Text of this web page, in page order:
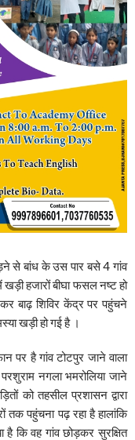
से बांध के उस पार बसे 4 गांव
खड़ी हजारों बीघा फसल नष्ट हो
बाढ़ शिविर केंद्र पर पहुंचने
खड़ी हो गई है ।
पर है गांव टोटपुर जाने वाला
परशुराम नगला भमरोलिया जाने
को तहसील प्रशासन द्वारा
तक पहुंचना पढ़ रहा है हालांकि
है कि वह गांव छोड़कर सुरक्षित